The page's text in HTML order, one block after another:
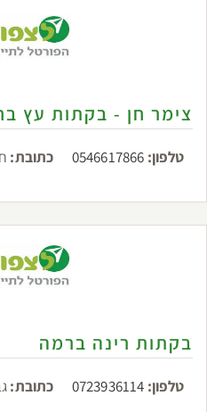
צימר חן - בקתות עץ
טלפון: 0546617866 כתובת:
בקתות רינה ברמה
טלפון: 0723936114 כתובת: